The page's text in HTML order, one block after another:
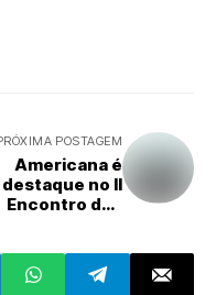
POSTAGEM
Americana é
destaque no II
Encontro dos
secretário
Renato Feder